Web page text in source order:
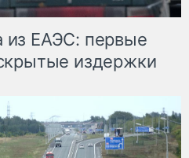
из ЕАЭС: первые
издержки